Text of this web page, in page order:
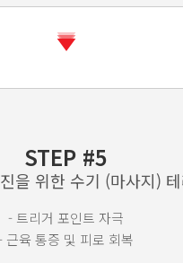
STEP #5
을 위한 수기 (마사지)
- 트리거 포인트 자극
근육 통증 및 피로 회복